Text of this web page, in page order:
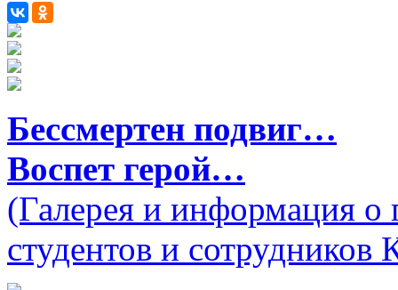
Бессмертен подвиг…
Воспет герой…
(Галерея и информация
студентов и сотрудников